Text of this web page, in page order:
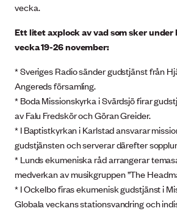
vecka.
Ett litet axplock av vad som sker under
vecka 19-26 november:
* Sveriges Radio sänder gudstjänst från
Angereds församling.
* Boda Missionskyrka i Svärdsjö firar
av Falu Fredskör och Göran Greider.
* I Baptistkyrkan i Karlstad ansvarar
gudstjänsten och serverar därefter
* Lunds ekumeniska råd arrangerar
medverkan av musikgruppen ”The
* I Ockelbo firas ekumenisk gudstjänst i
Globala veckans stationsvandring och